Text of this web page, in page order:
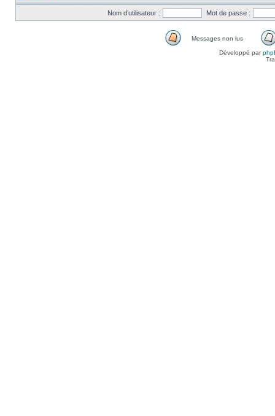
Nom d’utilisateur : Mot de passe :
Messages non lus
Développé par